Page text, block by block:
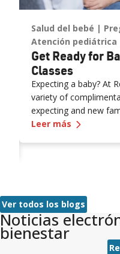
Patient at a Time: Q&A
Salud del bebé
Atención pediátrica
Get Ready for
Classes
Expecting a baby? At
variety of
expecting and new
Leer más —
Ver todos los blogs
Noticias
bienestar